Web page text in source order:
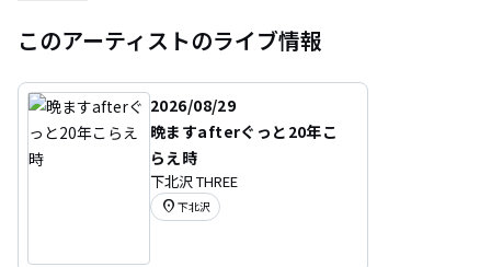
このアーティストのライブ情報
2026/08/29
晩ますafterぐっと20年こ
らえ時
下北沢 THREE
location_on 下北沢